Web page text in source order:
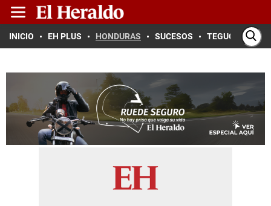
INICIO EH PLUS HONDURAS SUCESOS TEGUCIGALPA